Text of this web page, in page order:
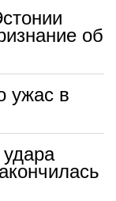
об
ужас в